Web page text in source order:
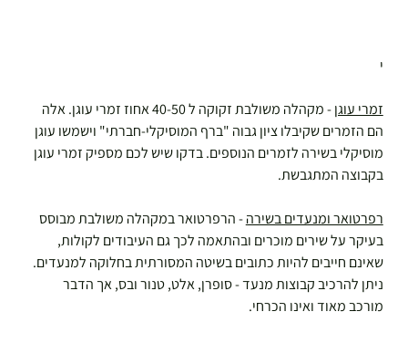
י
זמרי עוגן
- מקהלה משולבת זקוקה ל 40-50 אחוז זמרי עוגן. אלה
הם הזמרים שקיבלו ציון גבוה "ברף המוסיקלי-חברתי" וישמשו עוגן
מוסיקלי בשירה לזמרים הנוספים. בדקו שיש לכם מספיק זמרי עוגן
בקבוצה המתגבשת.
רפרטואר ומנעדים בשירה - הרפרטואר במקהלה משולבת מבוסס
בעיקר על שירים מוכרים ובהתאמה לכך גם העיבודים לקולות,
שאינם חייבים להיות כתובים בשיטה המסורתית בחלוקה למנעדים.
ניתן להרכיב קבוצות מנעד - סופרן, אלט, טנור ובס, אך הדבר
מורכב מאוד ואינו הכרחי.